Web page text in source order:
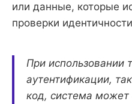
или данные, которые
проверки
При использовании
аутентификации,
код, система может